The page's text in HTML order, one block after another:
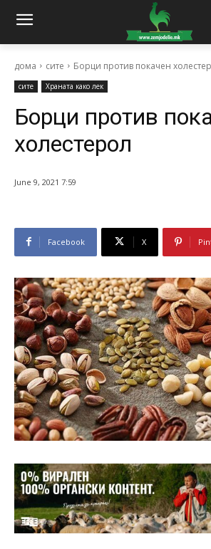
дома сите Борци против покачен
сите Храната како лек
Борци против
холестерол
June 9, 2021 7:59
Facebook X